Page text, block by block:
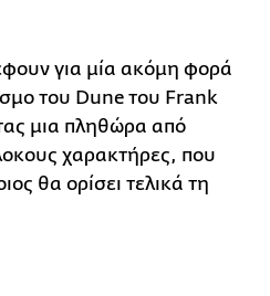
για μία ακόμη φορά
του Dune του Frank
μια πληθώρα από
χαρακτήρες, που
θα ορίσει τελικά τη